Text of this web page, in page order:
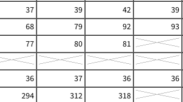
37 39 42
39
68 79 92
93
77 80
81
36 37 36
36
294 312
318